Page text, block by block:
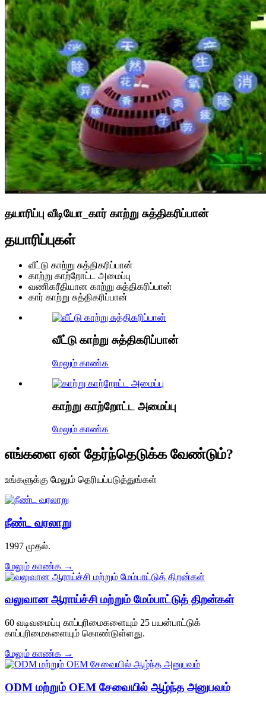
தயாரிப்பு வீடியோ_கார் காற்று சுத்திகரிப்பான்
தயாரிப்புகள்
வீட்டு காற்று சுத்திகரிப்பான்
காற்று காற்றோட்ட அமைப்பு
வணிகரீதியான காற்று சுத்திகரிப்பான்
கார் காற்று சுத்திகரிப்பான்
வீட்டு காற்று சுத்திகரிப்பான்
மேலும் காண்க
காற்று காற்றோட்ட அமைப்பு
மேலும் காண்க
எங்களை ஏன் தேர்ந்தெடுக்க வேண்டும்?
உங்களுக்கு மேலும் தெரியப்படுத்துங்கள்
நீண்ட வரலாறு
1997 முதல்.
மேலும் காண்க →
வலுவான ஆராய்ச்சி மற்றும் மேம்பாட்டுத் திறன்கள்
60 வடிவமைப்பு காப்புரிமைகளையும் 25 பயன்பாட்டுக்
காப்புரிமைகளையும் கொண்டுள்ளது.
மேலும் காண்க →
ODM மற்றும் OEM சேவையில் ஆழ்ந்த அனுபவம்